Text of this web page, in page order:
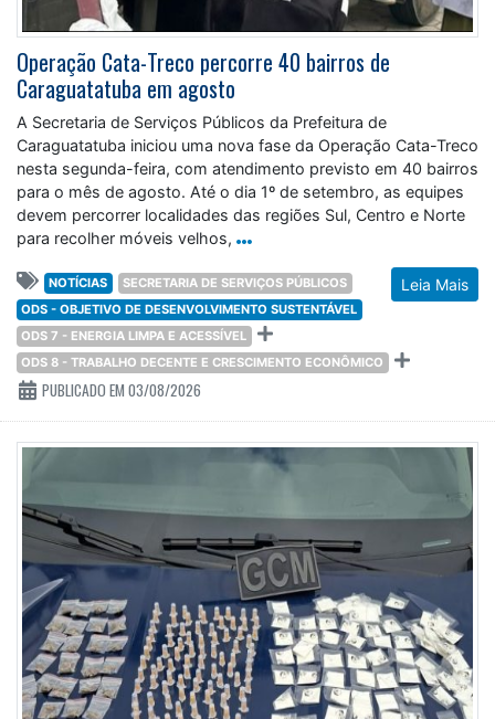
Operação Cata-Treco percorre 40 bairros de
Caraguatatuba em agosto
A Secretaria de Serviços Públicos da Prefeitura de
Caraguatatuba iniciou uma nova fase da Operação Cata-Treco
nesta segunda-feira, com atendimento previsto em 40 bairros
para o mês de agosto. Até o dia 1º de setembro, as equipes
devem percorrer localidades das regiões Sul, Centro e Norte
para recolher móveis velhos,
Leia Mais
NOTÍCIAS
SECRETARIA DE SERVIÇOS PÚBLICOS
ODS - OBJETIVO DE DESENVOLVIMENTO SUSTENTÁVEL
ODS 7 - ENERGIA LIMPA E ACESSÍVEL
ODS 8 - TRABALHO DECENTE E CRESCIMENTO ECONÔMICO
PUBLICADO EM 03/08/2026